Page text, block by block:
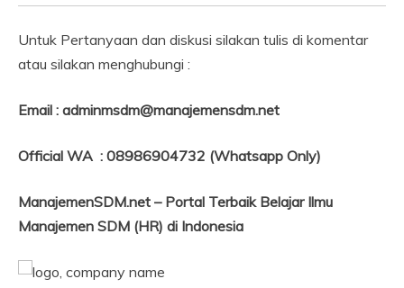
Untuk Pertanyaan dan diskusi silakan tulis di komentar
atau silakan menghubungi :
Email : adminmsdm@manajemensdm.net
Official WA : 08986904732 (Whatsapp Only)
ManajemenSDM.net – Portal Terbaik Belajar Ilmu
Manajemen SDM (HR) di Indonesia